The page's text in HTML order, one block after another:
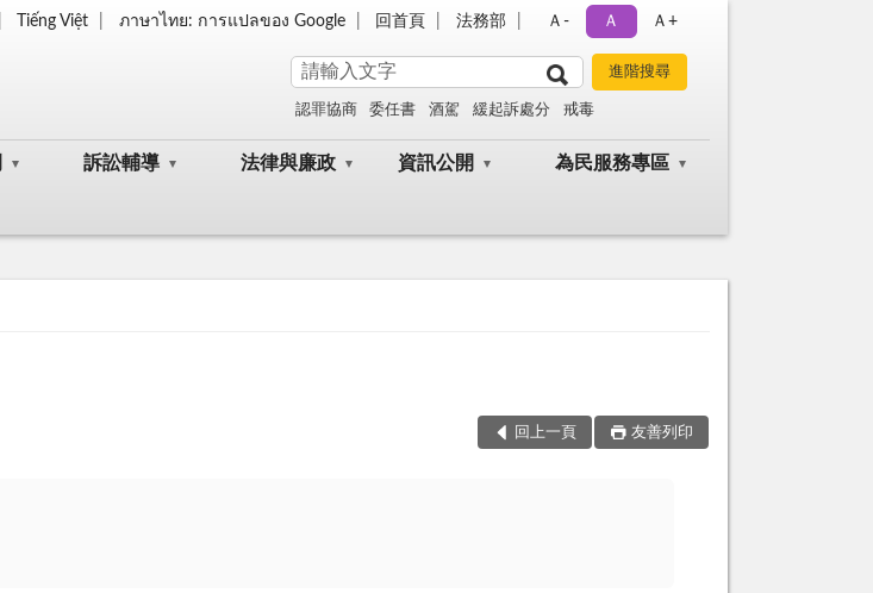
Tiếng Việt ภาษาไทย: การแปลของ Google 回首頁 法務部 Ａ- Ａ Ａ+
認罪協商 委任書 酒駕 緩起訴處分 戒毒
訴訟輔導 法律與廉政 資訊公開 為民服務專區
回上一頁 友善列印